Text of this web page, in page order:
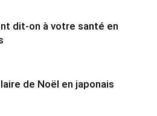
dit-on à votre santé en
de Noël en japonais